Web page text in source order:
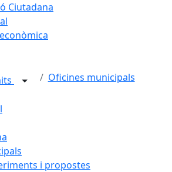
Ciutadana
Oficines municipals
i propostes